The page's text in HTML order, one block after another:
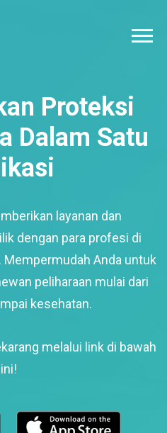
Proteksi
Dalam Satu
layanan dan
dengan para profesi di
Mempermudah Anda untuk
peliharaan mulai dari
kesehatan.
melalui link di bawah
ini!